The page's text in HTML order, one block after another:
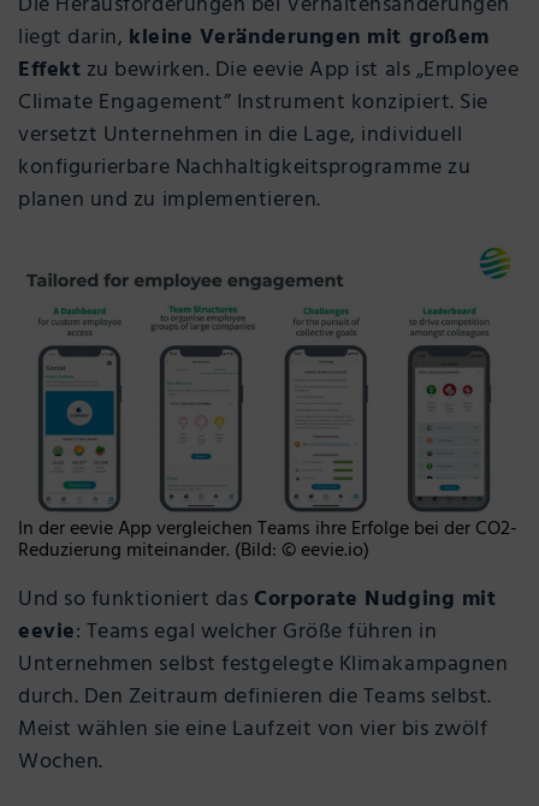
liegt darin, kleine Veränderungen mit großem
Effekt zu bewirken. Die eevie App ist als „Employee
Climate Engagement” Instrument konzipiert. Sie
versetzt Unternehmen in die Lage, individuell
konfigurierbare Nachhaltigkeitsprogramme zu
planen und zu implementieren.
In der eevie App vergleichen Teams ihre Erfolge bei der CO2-
Reduzierung miteinander. (Bild: © eevie.io)
Und so funktioniert das Corporate Nudging mit
eevie: Teams egal welcher Größe führen in
Unternehmen selbst festgelegte Klimakampagnen
durch. Den Zeitraum definieren die Teams selbst.
Meist wählen sie eine Laufzeit von vier bis zwölf
Wochen.